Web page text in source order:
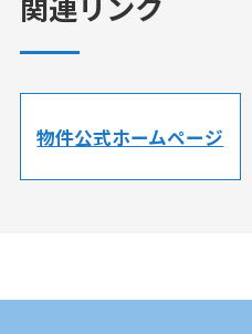
物件公式ホームページ